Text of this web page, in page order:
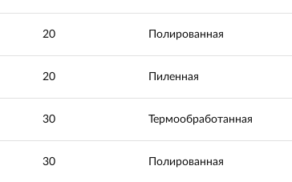
20 Полированная
20 Пиленная
30 Термообработанная
30 Полированная